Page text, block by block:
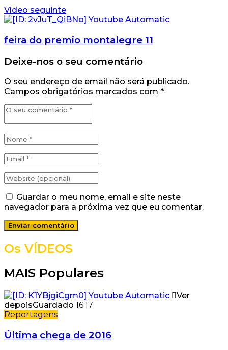
Vídeo seguinte
feira do premio montalegre 11
Deixe-nos o seu comentário
O seu endereço de email não será publicado.
Campos obrigatórios marcados com *
Guardar o meu nome, email e site neste
navegador para a próxima vez que eu comentar.
Os VÍDEOS
MAIS Populares
Ver
depoisGuardado 16:17
Reportagens
Última chega de 2016